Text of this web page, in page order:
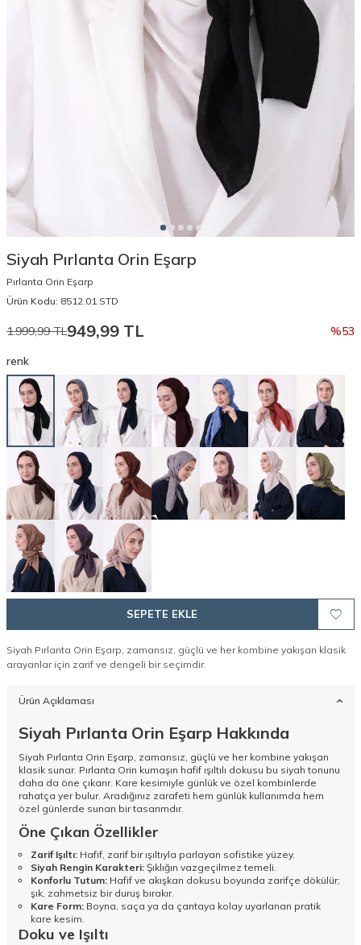
Siyah Pırlanta Orin Eşarp
Pırlanta Orin Eşarp
Ürün Kodu: 8512.01.STD
1.999,99TL949,99 TL %53
renk
SEPETE EKLE
Siyah Pırlanta Orin Eşarp, zamansız, güçlü ve her kombine yakışan klasik
arayanlar için zarif ve dengeli bir seçimdir.
Ürün Açıklaması
Siyah Pırlanta Orin Eşarp Hakkında
Siyah Pırlanta Orin Eşarp, zamansız, güçlü ve her kombine yakışan
klasik sunar. Pırlanta Orin kumaşın hafif ışıltılı dokusu bu siyah tonunu
daha da öne çıkarır. Kare kesimiyle günlük ve özel kombinlerde
rahatça yer bulur. Aradığınız zarafeti hem günlük kullanımda hem
özel günlerde sunan bir tasarımdır.
Öne Çıkan Özellikler
Zarif Işıltı: Hafif, zarif bir ışıltıyla parlayan sofistike yüzey.
Siyah Rengin Karakteri: Şıklığın vazgeçilmez temeli.
Konforlu Tutum: Hafif ve akışkan dokusu boyunda zarifçe dökülür;
şık, zahmetsiz bir duruş bırakır.
Kare Form: Boyna, saça ya da çantaya kolay uyarlanan pratik
kare kesim.
Doku ve Işıltı